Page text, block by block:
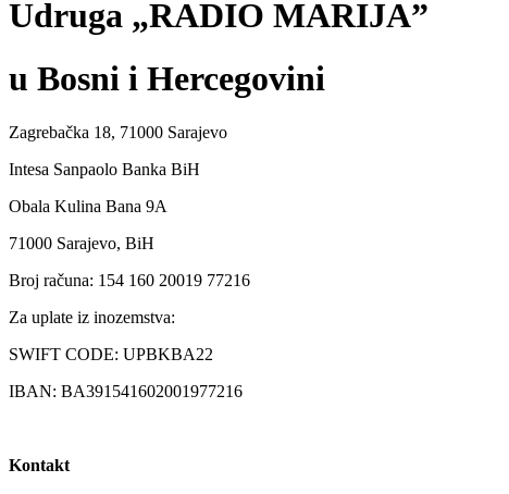
Udruga „RADIO MARIJA”
u Bosni i Hercegovini
Zagrebačka 18, 71000 Sarajevo
Intesa Sanpaolo Banka BiH
Obala Kulina Bana 9A
71000 Sarajevo, BiH
Broj računa: 154 160 20019 77216
Za uplate iz inozemstva:
SWIFT CODE: UPBKBA22
IBAN: BA391541602001977216
Kontakt